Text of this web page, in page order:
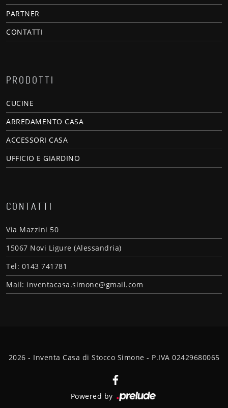
PARTNER
CONTATTI
PRODOTTI
CUCINE
ARREDAMENTO CASA
ACCESSORI CASA
UFFICIO E GIARDINO
CONTATTI
Via Mazzini 50
15067 Novi Ligure (Alessandria)
Tel: 0143 741781
Mail: inventacasa.simone@gmail.com
2026 - Inventa Casa di Stocco Simone - P.IVA 02429680065
Powered by